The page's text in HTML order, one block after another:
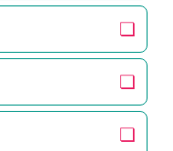
❏
❏
❏